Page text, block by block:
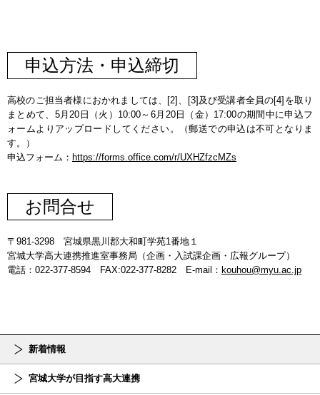
申込方法・申込締切
高校のご担当者様におかれましては、[2]、[3]及び受講者全員の[4]を取り
まとめて、5月20日（火）10:00～6月20日（金）17:00の期間中に申込フ
ォームよりアップロードしてください。（郵送での申込は不可となりま
す。）
申込フォーム： https://forms.office.com/r/UXHZfzcMZs
お問合せ
〒981-3298 宮城県黒川郡大和町学苑1番地１
宮城大学高大連携推進室事務局（企画・入試課企画・広報グループ）
電話：022-377-8594 FAX:022-377-8282 E-mail： kouhou@myu.ac.jp
新着情報
宮城大学が目指す高大連携